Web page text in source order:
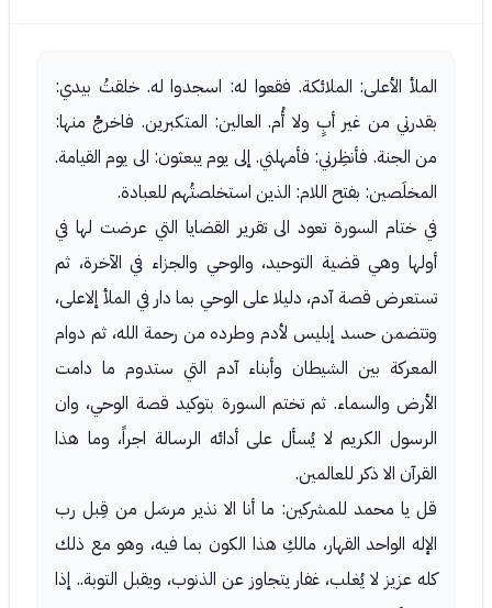
الملأ الأعلى: الملائكة. فقعوا له: اسجدوا له. خلقتُ بيدي:
بقدرتي من غير أبٍ ولا أُم. العالين: المتكبرين. فاخرجْ منها:
من الجنة. فأنظِرني: فأمهلني. إلى يوم يبعثون: الى يوم القيامة.
المخلَصين: بفتح اللام: الذين استخلصتُهم للعبادة.
في ختام السورة تعود الى تقرير القضايا التي عرضت لها في
أولها وهي قضية التوحيد، والوحي والجزاء في الآخرة، ثم
تستعرض قصة آدم، دليلا على الوحي بما دار في الملأ إلاعلى،
وتتضمن حسد إبليس لأدم وطرده من رحمة الله، ثم دوام
المعركة بين الشيطان وأبناء آدم التي ستدوم ما دامت
الأرض والسماء. ثم تختم السورة بتوكيد قصة الوحي، وان
الرسول الكريم لا يُسأل على أدائه الرسالة اجراً، وما هذا
القرآن الا ذكر للعالمين.
قل يا محمد للمشركين: ما أنا الا نذير مرسَل من قِبل رب
الإله الواحد القهار، مالكِ هذا الكون بما فيه، وهو مع ذلك
كله عزيز لا يُغلب، غفار يتجاوز عن الذنوب، ويقبل التوبة.. إذا